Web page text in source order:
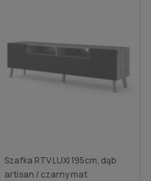
Szafka RTV LUXI 195cm, dąb
artisan / czarny mat